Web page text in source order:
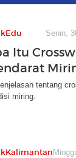
Senin,
Itu
tentang
miring.